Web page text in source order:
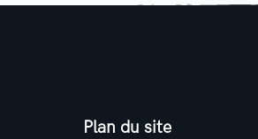
Plan du site